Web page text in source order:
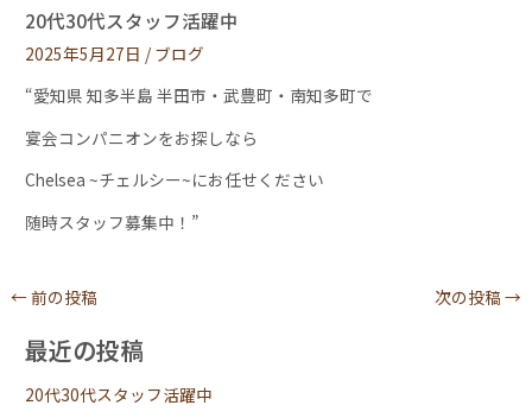
20代30代スタッフ活躍中
2025年5月27日 / ブログ
“愛知県 知多半島 半田市・武豊町・南知多町で
宴会コンパニオンをお探しなら
Chelsea ~チェルシー~にお任せください
随時スタッフ募集中！”
←前の投稿 次の投稿 →
最近の投稿
20代30代スタッフ活躍中